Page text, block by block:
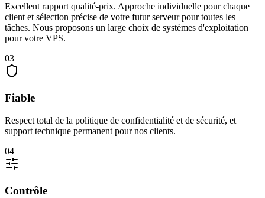
Excellent rapport qualité-prix. Approche individuelle pour chaque
client et sélection précise de votre futur serveur pour toutes les
tâches. Nous proposons un large choix de systèmes d'exploitation
pour votre VPS.
03
Fiable
Respect total de la politique de confidentialité et de sécurité, et
support technique permanent pour nos clients.
04
Contrôle